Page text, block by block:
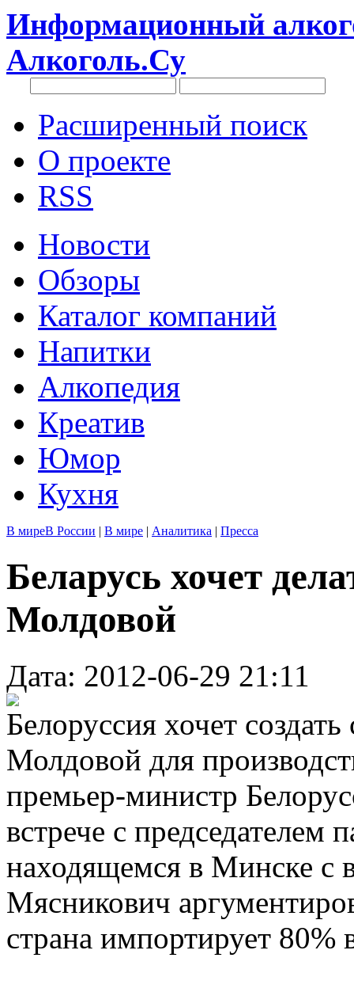
Информационный
Алкоголь.Су
Расширенный поиск
О проекте
RSS
Новости
Обзоры
Каталог компаний
Напитки
Алкопедия
Креатив
Юмор
Кухня
В миреВ России | В мире | Аналитика | Пресса
Беларусь хочет
Молдовой
Дата: 2012-06-29 21:11
Белоруссия хочет
Молдовой для
премьер-министр
встрече с
находящемся в Минске с
Мясникович
страна импортирует